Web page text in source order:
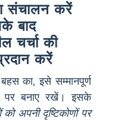
संचालन करें
बाद
चर्चा की
करें
का, इसे सम्मानपूर्ण
पर बनाए रखें। इसके
को अपनी दृष्टिकोणों पर